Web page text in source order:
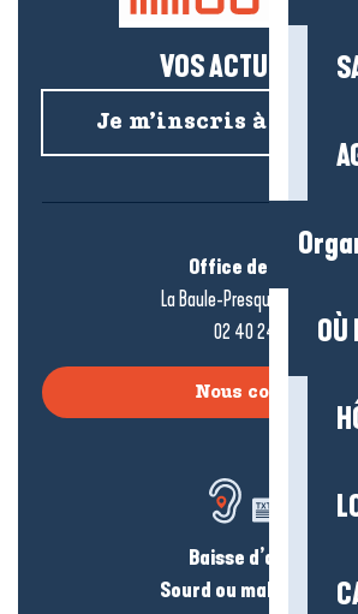
OÙ
VOS ACTUS
Je m’inscris à la
Office de tourisme
La Baule-Presqu’île de
02 40 24 34 44
Nous contacter
Baisse d’audition ?
Sourd ou